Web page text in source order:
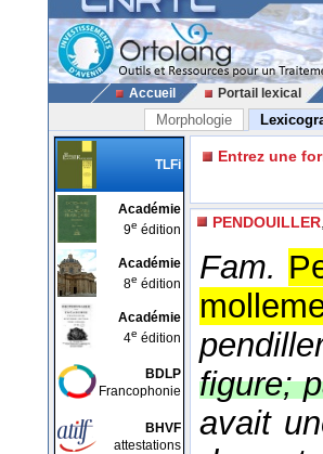
Accueil Portail lexical
Morphologie
TLFi
Académie
9e édition
Académie
8e édition
Académie
4e édition
BDLP
Francophonie
BHVF
attestations
Entrez une
PENDOUILLER
Fam.
figure;
avait